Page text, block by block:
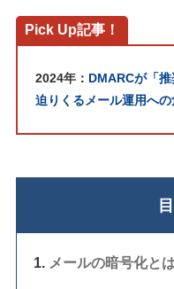
Pick Up記事！
2024年： DMARCが「
迫りくるメール運用への
メールの暗号化と